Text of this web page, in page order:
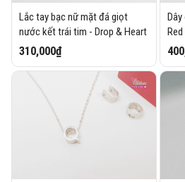
Lắc tay bạc nữ mặt đá giọt
nước kết trái tim - Drop & Heart
310,000₫